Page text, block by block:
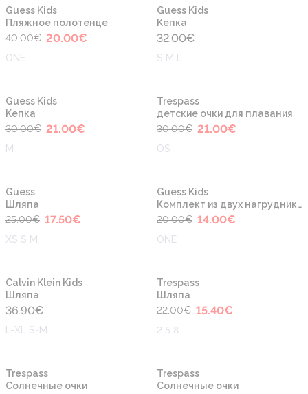
-50%
Guess Kids
Пляжное полотенце
40.00€ 20.00€
ONE
Guess Kids
Kепка
32.00€
S M L
-30%
Guess Kids
Kепка
30.00€ 21.00€
M
Trespass
детские очки для плавания
30.00€ 21.00€
OS
Guess
Шляпа
25.00€ 17.50€
XS S M
-30%
Guess Kids
Комплект из двух нагрудников
20.00€ 14.00€
ONE
Calvin Klein Kids
Шляпа
36.90€
L-XL S-M
Trespass
Шляпа
22.00€ 15.40€
2 5 8
Trespass
Cолнечные очки
Trespass
Cолнечные очки